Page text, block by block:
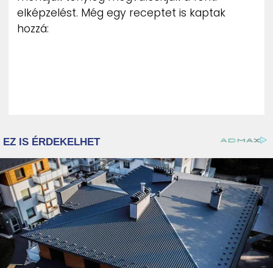
elképzelést. Még egy receptet is kaptak
hozzá: